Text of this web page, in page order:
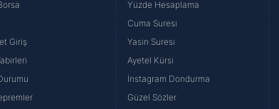
Giriş
Yüzde Hesaplama
Cuma Suresi
Yasin Suresi
Ayetel Kürsi
İnstagram Dondurma
Güzel Sözler